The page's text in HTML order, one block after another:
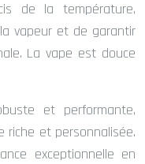
de la température,
vapeur et de garantir
La vape est douce
et performante,
riche et personnalisée.
exceptionnelle en